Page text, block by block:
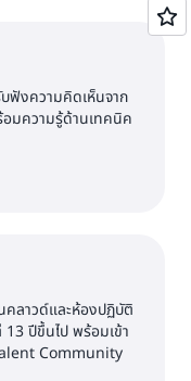
ฟังความคิดเห็นจาก
มความรู้ด้านเทคนิค
คลาวด์และห้องปฏิบัติ
ปีขึ้นไป พร้อมเข้า
Community